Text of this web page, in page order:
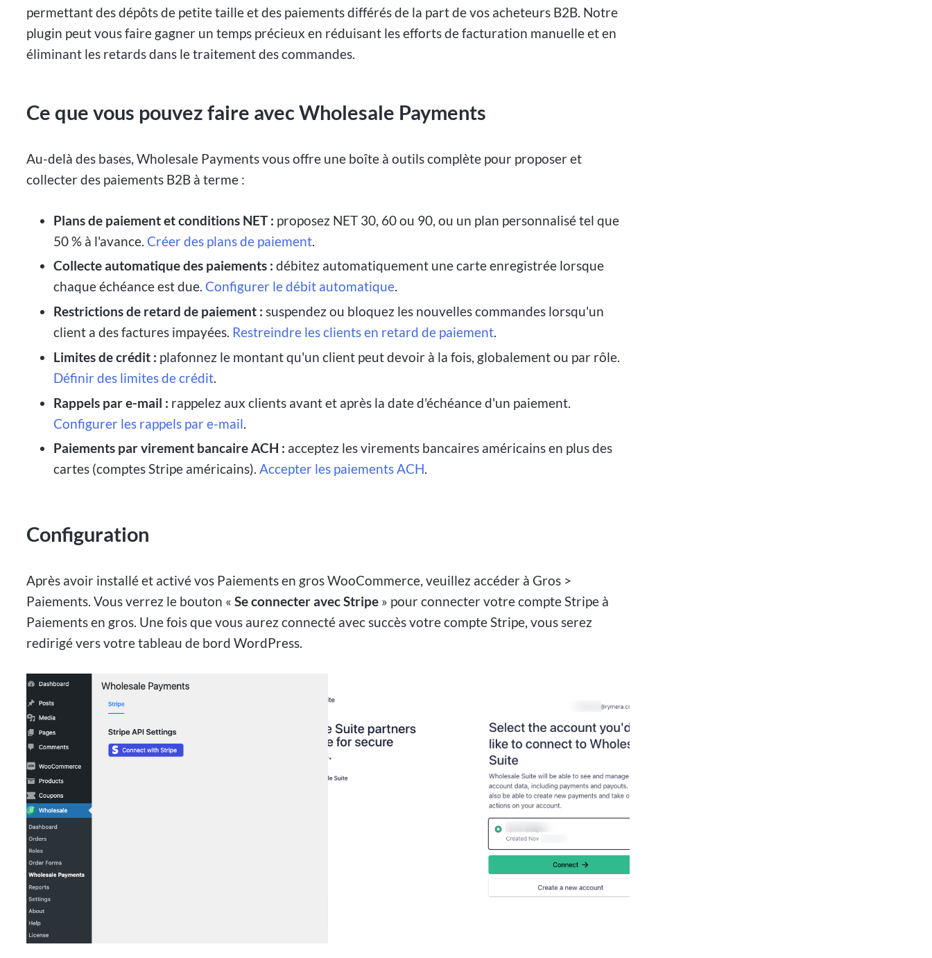
permettant des dépôts de petite taille et des paiements différés de la part de vos acheteurs B2B. Notre
plugin peut vous faire gagner un temps précieux en réduisant les efforts de facturation manuelle et en
éliminant les retards dans le traitement des commandes.
Ce que vous pouvez faire avec Wholesale Payments
Au-delà des bases, Wholesale Payments vous offre une boîte à outils complète pour proposer et
collecter des paiements B2B à terme :
Plans de paiement et conditions NET : proposez NET 30, 60 ou 90, ou un plan personnalisé tel que
50 % à l'avance. Créer des plans de paiement.
Collecte automatique des paiements : débitez automatiquement une carte enregistrée lorsque
chaque échéance est due. Configurer le débit automatique.
Restrictions de retard de paiement : suspendez ou bloquez les nouvelles commandes lorsqu'un
client a des factures impayées. Restreindre les clients en retard de paiement.
Limites de crédit : plafonnez le montant qu'un client peut devoir à la fois, globalement ou par rôle.
Définir des limites de crédit.
Rappels par e-mail : rappelez aux clients avant et après la date d'échéance d'un paiement.
Configurer les rappels par e-mail
Paiements par virement bancaire ACH : acceptez les virements bancaires américains en plus des
cartes (comptes Stripe américains). Accepter les paiements ACH.
Configuration
Après avoir installé et activé vos Paiements en gros WooCommerce, veuillez accéder à Gros >
Paiements. Vous verrez le bouton «Se connecter avec Stripe » pour connecter votre compte Stripe à
Paiements en gros. Une fois que vous aurez connecté avec succès votre compte Stripe, vous serez
redirigé vers votre tableau de bord WordPress.